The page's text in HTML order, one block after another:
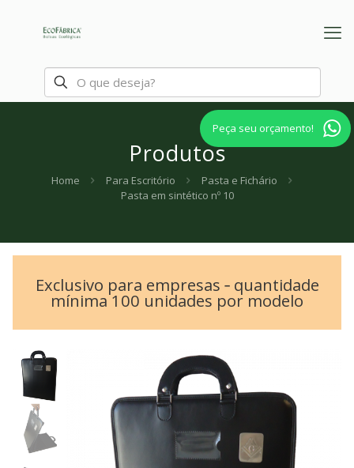
Produtos
Peça seu orçamento!
Home Para Escritório
Pasta e Fichário
Pasta em sintético nº 10
Exclusivo para empresas ‐ quantidade
mínima 100 unidades por modelo